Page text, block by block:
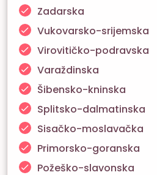
Zadarska
Vukovarsko-srijemska
Virovitičko-podravska
Varaždinska
Šibensko-kninska
Splitsko-dalmatinska
Sisačko-moslavačka
Primorsko-goranska
Požeško-slavonska